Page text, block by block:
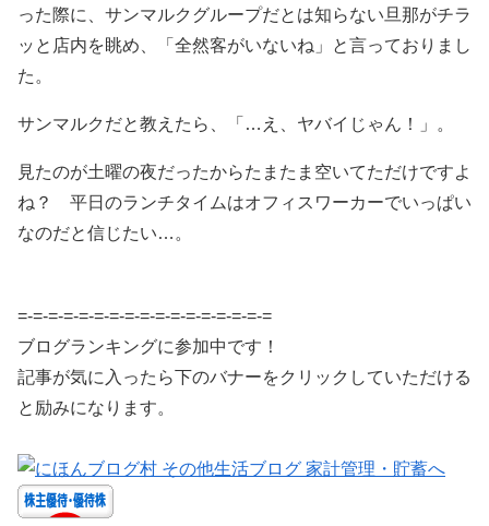
った際に、サンマルクグループだとは知らない旦那がチラ
ッと店内を眺め、「全然客がいないね」と言っておりまし
た。
サンマルクだと教えたら、「…え、ヤバイじゃん！」。
見たのが土曜の夜だったからたまたま空いてただけですよ
ね？ 平日のランチタイムはオフィスワーカーでいっぱい
なのだと信じたい…。
=-=-=-=-=-=-=-=-=-=-=-=-=-=-=-=-=
ブログランキングに参加中です！
記事が気に入ったら下のバナーをクリックしていただける
と励みになります。